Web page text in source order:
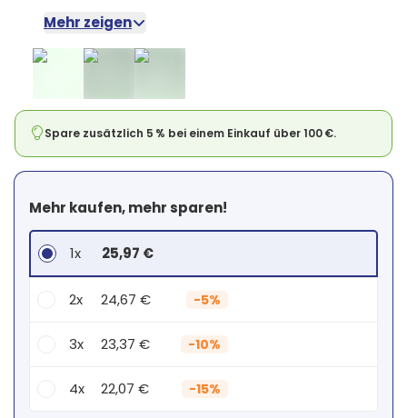
Mehr zeigen
Spare zusätzlich 5 % bei einem Einkauf über 100 €.
Mehr kaufen, mehr sparen!
1x 25,97 €
2x 24,67 € -5%
3x 23,37 € -10%
4x 22,07 € -15%